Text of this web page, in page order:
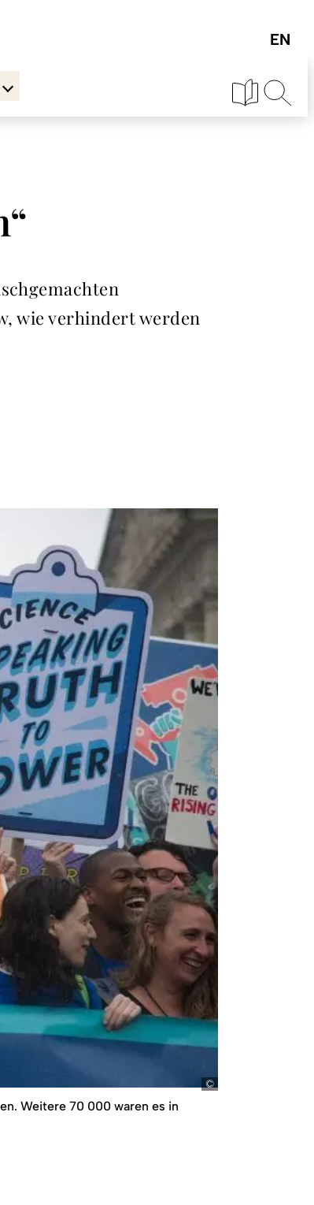
wie verhindert werden
Weitere 70 000 waren es in